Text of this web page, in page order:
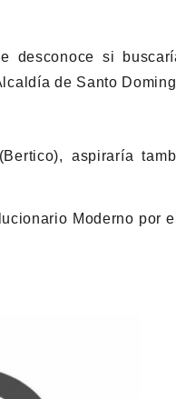
desconoce si
de Santo
aspiraría
Moderno por